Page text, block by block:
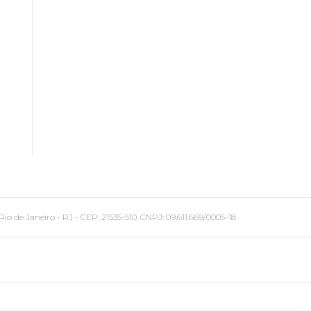
Janeiro - RJ - CEP: 21535-510. CNPJ: 09.611.669/0005-18